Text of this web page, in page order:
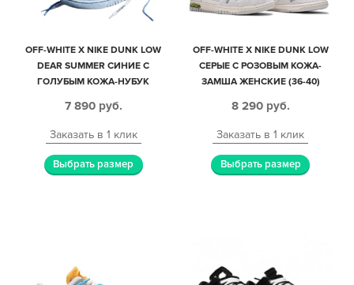
OFF-WHITE X NIKE DUNK LOW
DEAR SUMMER СИНИЕ С
ГОЛУБЫМ КОЖА-НУБУК
7 890 руб.
Заказать в 1 клик
Выбрать размер
OFF-WHITE X NIKE DUNK LOW
СЕРЫЕ С РОЗОВЫМ КОЖА-
ЗАМША ЖЕНСКИЕ (36-40)
8 290 руб.
Заказать в 1 клик
Выбрать размер